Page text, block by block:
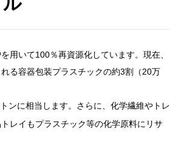
用いて100％再資源化しています。現在、
る容器包装プラスチックの約3割（20万
ンに相当します。さらに、化学繊維やトレ
レイもプラスチック等の化学原料にリサ